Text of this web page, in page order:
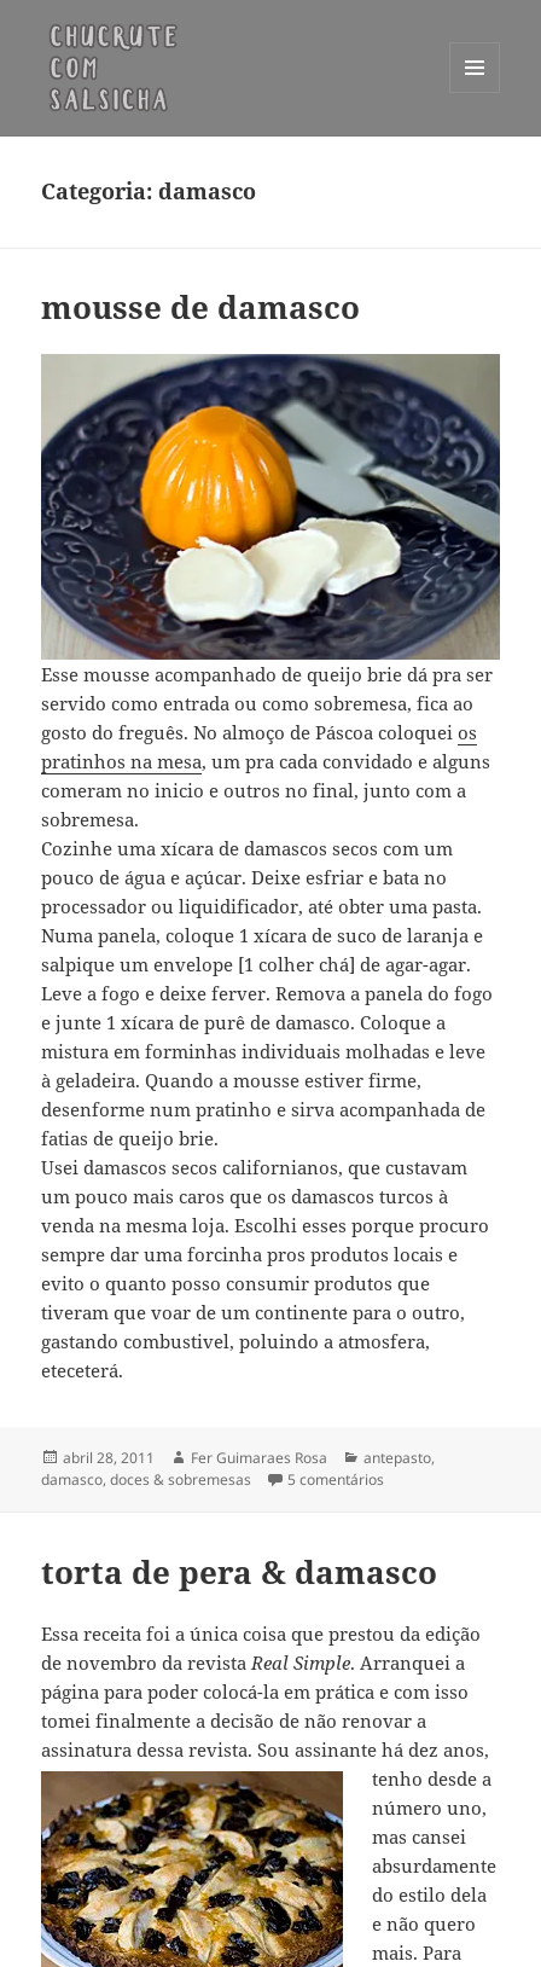
WIDGETS
Categoria:damasco
mousse de damasco
Esse mousse acompanhado de queijo brie dá pra ser
servido como entrada ou como sobremesa, fica ao
gosto do freguês. No almoço de Páscoa coloqueios
pratinhos na mesa, um pra cada convidado e alguns
comeram no inicio e outros no final, junto com a
sobremesa.
Cozinhe uma xícara de damascos secos com um
pouco de água e açúcar. Deixe esfriar e bata no
processador ou liquidificador, até obter uma pasta.
Numa panela, coloque 1 xícara de suco de laranja e
salpique um envelope [1 colher chá] de agar-agar.
Leve a fogo e deixe ferver. Remova a panela do fogo
e junte 1 xícara de purê de damasco. Coloque a
mistura em forminhas individuais molhadas e leve
à geladeira. Quando a mousse estiver firme,
desenforme num pratinho e sirva acompanhada de
fatias de queijo brie.
Usei damascos secos californianos, que custavam
um pouco mais caros que os damascos turcos à
venda na mesma loja. Escolhi esses porque procuro
sempre dar uma forcinha pros produtos locais e
evito o quanto posso consumir produtos que
tiveram que voar de um continente para o outro,
gastando combustivel, poluindo a atmosfera,
eteceterá.
Publicado
em
abril 28, 2011 Autor
Fer Guimaraes Rosa Categorias
antepasto,
damasco,doces & sobremesas 5 comentários
torta de pera & damasco
Essa receita foi a única coisa que prestou da edição
de novembro da revista Real Simple. Arranquei a
página para poder colocá-la em prática e com isso
tomei finalmente a decisão de não renovar a
assinatura dessa revista.Sou assinante há dez anos,
tenho desde a
número uno,
mas cansei
absurdamente
do estilo dela
e não quero
mais. Para